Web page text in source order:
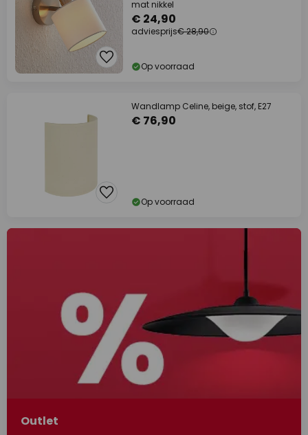
mat nikkel
€ 24,90
adviesprijs€ 28,90
Op voorraad
Wandlamp Celine, beige, stof, E27
€ 76,90
Op voorraad
Outlet